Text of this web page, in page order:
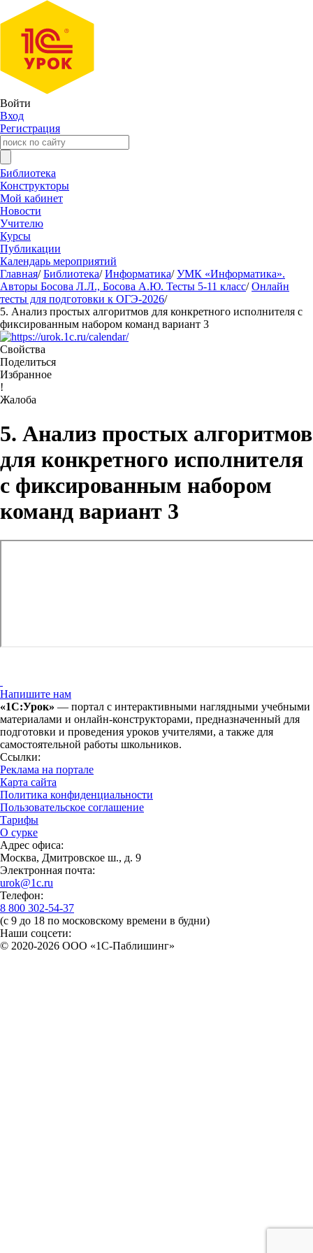
Войти
Вход
Регистрация
Библиотека
Конструкторы
Мой кабинет
Новости
Учителю
Курсы
Публикации
Календарь мероприятий
Главная/ Библиотека/ Информатика/ УМК «Информатика».
Авторы Босова Л.Л., Босова А.Ю. Тесты 5-11 класс/ Онлайн
тесты для подготовки к ОГЭ-2026/
5. Анализ простых алгоритмов для конкретного исполнителя с
фиксированным набором команд вариант 3
Свойства
Поделиться
Избранное
!
Жалоба
5. Анализ простых алгоритмов
для конкретного исполнителя
с фиксированным набором
команд вариант 3
Напишите нам
«1С:Урок» — портал с интерактивными наглядными учебными
материалами и онлайн-конструкторами, предназначенный для
подготовки и проведения уроков учителями, а также для
самостоятельной работы школьников.
Ссылки:
Реклама на портале
Карта сайта
Политика конфиденциальности
Пользовательское соглашение
Тарифы
О сурке
Адрес офиса:
Москва, Дмитровское ш., д. 9
Электронная почта:
urok@1c.ru
Телефон:
8 800 302-54-37
(с 9 до 18 по московскому времени в будни)
Наши соцсети:
© 2020-2026 OOO «1С-Паблишинг»